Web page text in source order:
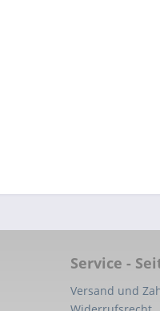
Service -
Versand und